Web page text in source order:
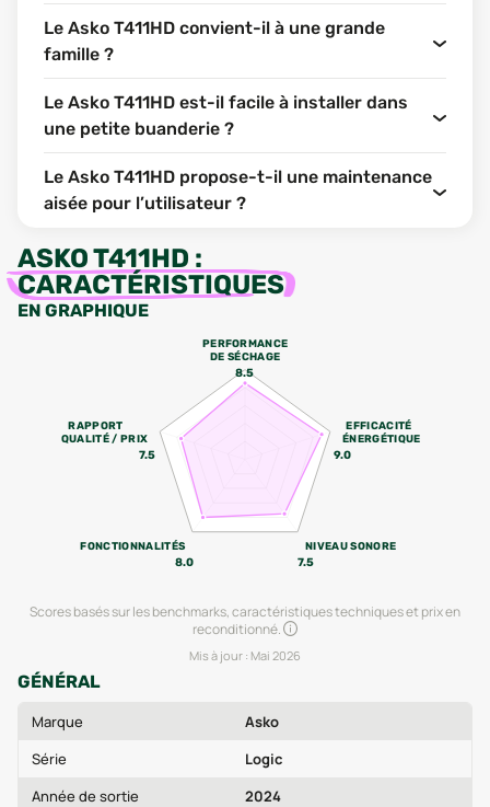
Le Asko T411HD convient-il à une grande
famille ?
Le Asko T411HD est-il facile à installer dans
une petite buanderie ?
Le Asko T411HD propose-t-il une maintenance
aisée pour l’utilisateur ?
ASKO T411HD :
CARACTÉRISTIQUES
EN GRAPHIQUE
PERFORMANCE
DE SÉCHAGE
8.5
EFFICACITÉ
ÉNERGÉTIQUE
9.0
NIVEAU SONORE
7.5
FONCTIONNALITÉS
8.0
RAPPORT
QUALITÉ / PRIX
7.5
Scores basés sur les benchmarks, caractéristiques techniques et prix en
reconditionné.
Mis à jour : Mai 2026
GÉNÉRAL
Marque
Asko
Série
Logic
Année de sortie
2024